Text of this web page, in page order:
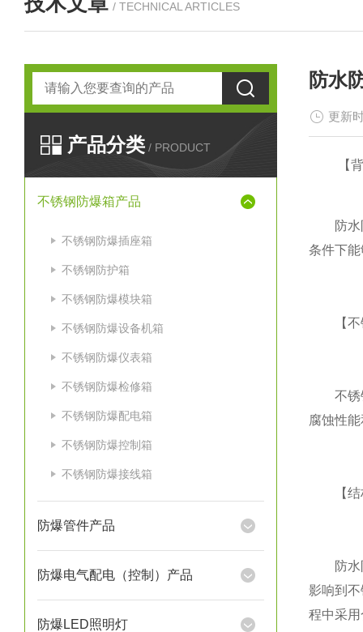
/ TECHNICAL ARTICLES
产品分类 / PRODUCT
不锈钢防爆箱产品
不锈钢防爆插座箱
不锈钢防护箱
不锈钢防爆模块箱
不锈钢防爆设备机箱
不锈钢防爆仪表箱
不锈钢防爆检修箱
不锈钢防爆配电箱
不锈钢防爆控制箱
不锈钢防爆接线箱
防爆管件产品
防爆电气配电（控制）产品
防爆LED照明灯
防水
更新
【背
防水防
条件下
【不
不锈钢
腐蚀性
【结
防水防
影响到
程中采